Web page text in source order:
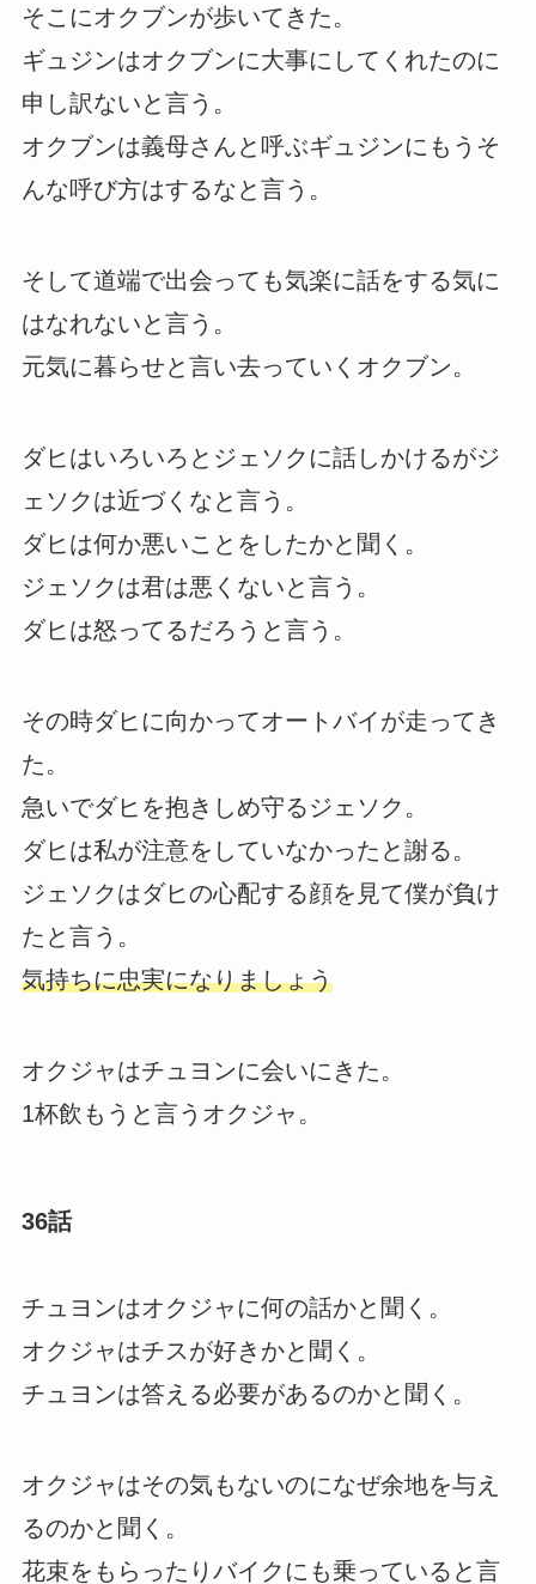
そこにオクブンが歩いてきた。
ギュジンはオクブンに大事にしてくれたのに
申し訳ないと言う。
オクブンは義母さんと呼ぶギュジンにもうそ
んな呼び方はするなと言う。
そして道端で出会っても気楽に話をする気に
はなれないと言う。
元気に暮らせと言い去っていくオクブン。
ダヒはいろいろとジェソクに話しかけるがジ
ェソクは近づくなと言う。
ダヒは何か悪いことをしたかと聞く。
ジェソクは君は悪くないと言う。
ダヒは怒ってるだろうと言う。
その時ダヒに向かってオートバイが走ってき
た。
急いでダヒを抱きしめ守るジェソク。
ダヒは私が注意をしていなかったと謝る。
ジェソクはダヒの心配する顔を見て僕が負け
たと言う。
気持ちに忠実になりましょう
オクジャはチュヨンに会いにきた。
1杯飲もうと言うオクジャ。
36話
チュヨンはオクジャに何の話かと聞く。
オクジャはチスが好きかと聞く。
チュヨンは答える必要があるのかと聞く。
オクジャはその気もないのになぜ余地を与え
るのかと聞く。
花束をもらったりバイクにも乗っていると言